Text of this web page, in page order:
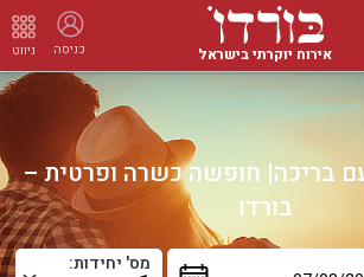
אירוח יוקרתי בישראל כניסה ניווט
בריכה| חופשה כשרה ופרטית –
בורדו
מס' יחידות: